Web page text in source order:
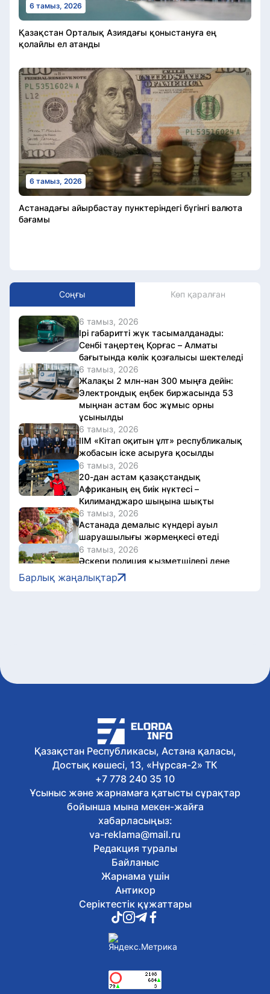
6 тамыз, 2026
Қазақстан Орталық Азиядағы қоныстануға ең
қолайлы ел атанды
6 тамыз, 2026
Астанадағы айырбастау пунктеріндегі бүгінгі валюта
бағамы
Соңғы Көп қаралған
6 тамыз, 2026
Ірі габаритті жүк тасымалданады:
Сенбі таңертең Қорғас – Алматы
бағытында көлік қозғалысы шектеледі
6 тамыз, 2026
Жалақы 2 млн-нан 300 мыңға дейін:
Электрондық еңбек биржасында 53
мыңнан астам бос жұмыс орны
ұсынылды
6 тамыз, 2026
ІІМ «Кітап оқитын ұлт» республикалық
жобасын іске асыруға қосылды
6 тамыз, 2026
20-дан астам қазақстандық
Африканың ең биік нүктесі –
Килиманджаро шыңына шықты
6 тамыз, 2026
Астанада демалыс күндері ауыл
шаруашылығы жәрмеңкесі өтеді
6 тамыз, 2026
Әскери полиция қызметшілері дене
даярлығы бойынша сынақтан өтті
6 тамыз, 2026
6 тамыз, 2026
Экологиялық кодекс жаңартылды: не
өзгереді?
6 тамыз, 2026
Қазақстан театрларында балаларға
арналған қойылымдар көбейіп келеді
6 тамыз, 2026
Жалақыдан ұсталған алиментті
аудармаған жұмыс беруші жауапқа
тартылды
6 тамыз, 2026
Балаларды интернет-алаяқтардан
қалай қорғауға болады
6 тамыз, 2026
Отандық өндірушілермен жеңіл
өнеркәсіпті дамыту мәселелері
талқыланды
6 тамыз, 2026
Астанада Абай күніне орай
тоғызқұмалақтан алғашқы қалалық
6 тамыз, 2026
Сауран қалашығында реставрация
Барлық жаңалықтар
Қазақстан Республикасы, Астана қаласы,
Достық көшесі, 13, «Нұрсая-2» ТК
+7 778 240 35 10
Ұсыныс және жарнамаға қатысты сұрақтар
бойынша мына мекен-жайға
хабарласыңыз:
va-reklama@mail.ru
Редакция туралы
Байланыс
Жарнама үшін
Антикор
Серіктестік құжаттары